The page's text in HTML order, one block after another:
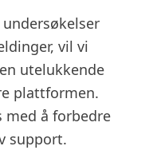
vil vi
utelukkende
plattformen.
med å forbedre
support.